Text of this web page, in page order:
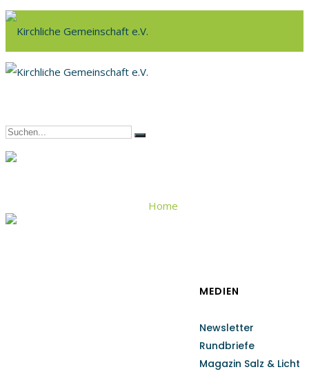
MEDIEN
Newsletter
Rundbriefe
Magazin Salz & Licht
Home